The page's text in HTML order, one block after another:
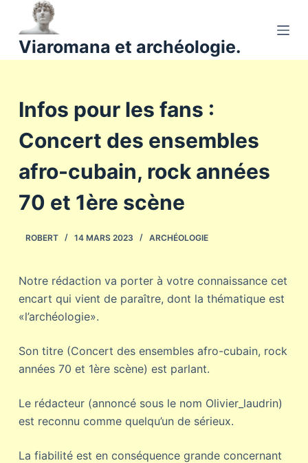
a
u
o
n
Viaromana et archéologie.
Infos pour les fans :
Concert des ensembles
afro-cubain, rock années
70 et 1ère scène
ROBERT 14 MARS 2023 ARCHÉOLOGIE
Notre rédaction va porter à votre connaissance cet
encart qui vient de paraître, dont la thématique est
«l’archéologie».
Son titre (Concert des ensembles afro-cubain, rock
années 70 et 1ère scène) est parlant.
Le rédacteur (annoncé sous le nom Olivier_laudrin)
est reconnu comme quelqu’un de sérieux.
La fiabilité est en conséquence grande concernant